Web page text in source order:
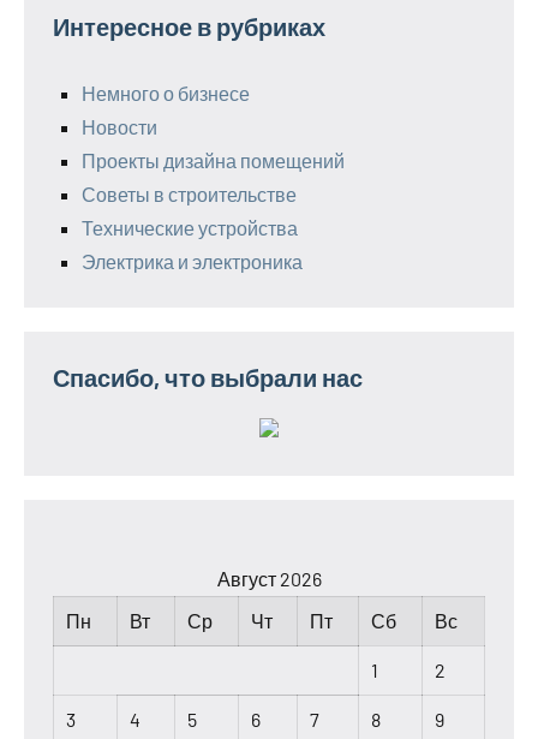
Интересное в рубриках
Немного о бизнесе
Новости
Проекты дизайна помещений
Советы в строительстве
Технические устройства
Электрика и электроника
Спасибо, что выбрали нас
Август 2026
Пн
Вт Ср Чт Пт Сб Вс
1 2
3 4 5 6 7 8 9